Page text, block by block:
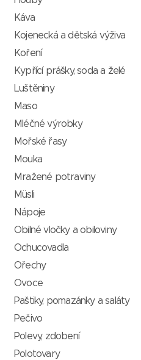
Káva
Kojenecká a dětská výživa
Koření
Kypřící prášky, soda a želé
Luštěniny
Maso
Mléčné výrobky
Mořské řasy
Mouka
Mražené potraviny
Müsli
Nápoje
Obilné vločky a obiloviny
Ochucovadla
Ořechy
Ovoce
Paštiky, pomazánky a saláty
Pečivo
Polevy, zdobení
Polotovary